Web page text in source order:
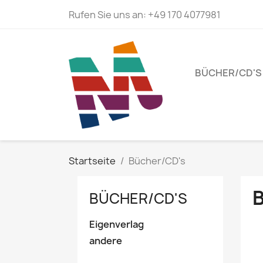
Rufen Sie uns an: +49 170 4077981
BÜCHER/CD'S
Startseite Bücher/CD's
BÜCHER/CD'S
Eigenverlag
andere